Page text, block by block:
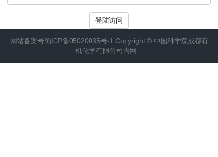
输
入
访
密
码
登陆访问
网站备案号蜀ICP备05020035号-1 Copyright © 中国科学院成都有
机化学有限公司内网